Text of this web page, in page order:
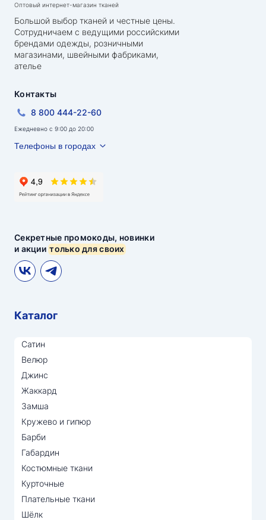
Оптовый интернет-магазин тканей
Большой выбор тканей и честные цены.
Сотрудничаем с ведущими российскими
брендами одежды, розничными
магазинами, швейными фабриками,
ателье
Секретные промокоды, новинки
и акциитолько для своих
Контакты
8 800 444-22-60
Ежедневно с 9:00 до 20:00
Телефоны в городах
Каталог
Сатин
Велюр
Джинс
Жаккард
Замша
Кружево и гипюр
Барби
Габардин
Костюмные ткани
Курточные
Плательные ткани
Шёлк